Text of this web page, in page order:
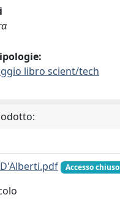
libro scient/tech
Accesso chiuso